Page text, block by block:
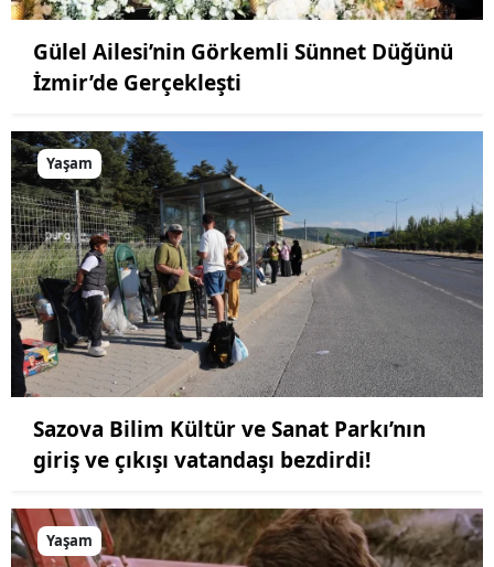
Gülel Ailesi’nin Görkemli Sünnet Düğünü
İzmir’de Gerçekleşti
Yaşam
Sazova Bilim Kültür ve Sanat Parkı’nın
giriş ve çıkışı vatandaşı bezdirdi!
Yaşam